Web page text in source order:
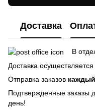
Доставка
В
Доставка осуществляется
Отправка заказов
Подтвержденные заказы
день!